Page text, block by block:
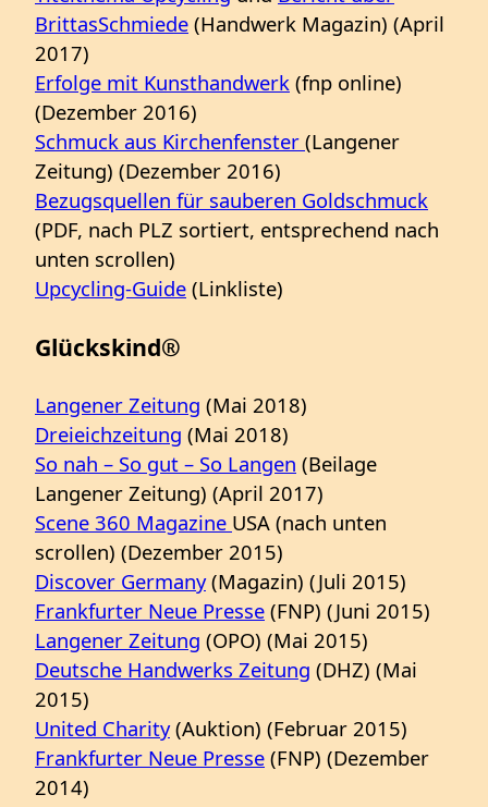
BrittasSchmiede (Handwerk Magazin) (April
2017)
Erfolge mit Kunsthandwerk (fnp online)
(Dezember 2016)
Schmuck aus Kirchenfenster (Langener
Zeitung) (Dezember 2016)
Bezugsquellen für sauberen Goldschmuck
(PDF, nach PLZ sortiert, entsprechend nach
unten scrollen)
Upcycling-Guide (Linkliste)
Glückskind®
Langener Zeitung (Mai 2018)
Dreieichzeitung (Mai 2018)
So nah – So gut – So Langen (Beilage
Langener Zeitung) (April 2017)
Scene 360 Magazine USA (nach unten
scrollen) (Dezember 2015)
Discover Germany(Magazin) (Juli 2015)
Frankfurter Neue Presse (FNP) (Juni 2015)
Langener Zeitung (OPO) (Mai 2015)
Deutsche Handwerks Zeitung (DHZ) (Mai
2015)
United Charity(Auktion) (Februar 2015)
Frankfurter Neue Presse (FNP) (Dezember
2014)